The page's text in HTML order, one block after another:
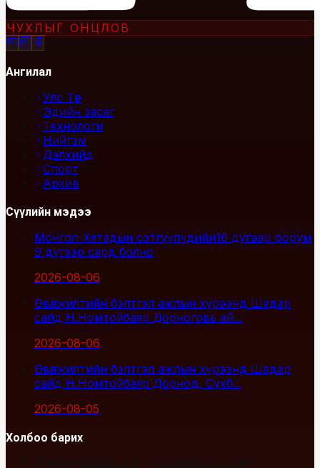
ЧУХЛЫГ ОНЦЛОВ
Ангилал
Улс Төр
Эдийн засаг
Технологи
Нийгэм
Дэлхийд
Спорт
Архив
Сүүлийн мэдээ
Монгол-Хятадын сэтгүүлчдийн16 дугаар форум
9 дүгээр сард болно
2026-08-06
Өвөлжилтийн бэлтгэл ажлын хүрээнд Шадар
сайд Н.Номтойбаяр Дорноговь ай...
2026-08-06
Өвөлжилтийн бэлтгэл ажлын хүрээнд Шадар
сайд Н.Номтойбаяр Дорнод, Сүхб...
2026-08-05
Холбоо барих